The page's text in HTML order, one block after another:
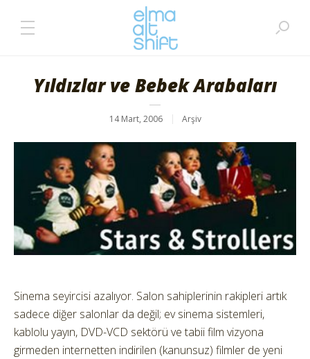
Yıldızlar ve Bebek Arabaları
14 Mart, 2006 Arşiv
Sinema seyircisi azalıyor. Salon sahiplerinin rakipleri artık
sadece diğer salonlar da değil; ev sinema sistemleri,
kablolu yayın, DVD-VCD sektörü ve tabii film vizyona
girmeden internetten indirilen (kanunsuz) filmler de yeni